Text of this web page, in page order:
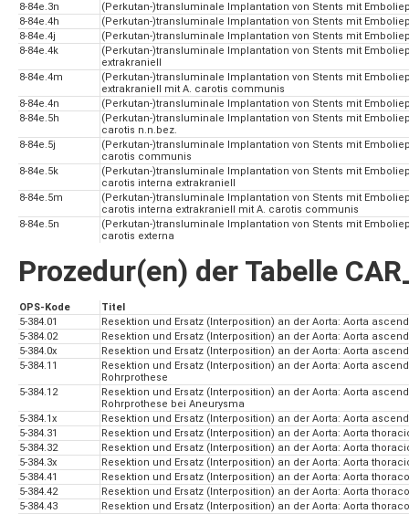
8-84e.3n
(Perkutan-)transluminale Implantation von Stents mit
8-84e.4h
(Perkutan-)transluminale Implantation von Stents mit
8-84e.4j
(Perkutan-)transluminale Implantation von Stents mit
8-84e.4k
(Perkutan-)transluminale Implantation von Stents mit
extrakraniell
8-84e.4m
(Perkutan-)transluminale Implantation von Stents mit
extrakraniell mit A. carotis communis
8-84e.4n
(Perkutan-)transluminale Implantation von Stents mit
8-84e.5h
(Perkutan-)transluminale Implantation von Stents mit
carotis n.n.bez.
8-84e.5j
(Perkutan-)transluminale Implantation von Stents mit
carotis communis
8-84e.5k
(Perkutan-)transluminale Implantation von Stents mit
carotis interna extrakraniell
8-84e.5m
(Perkutan-)transluminale Implantation von Stents mit
carotis interna extrakraniell mit A. carotis communis
8-84e.5n
(Perkutan-)transluminale Implantation von Stents mit
carotis externa
Prozedur(en) der Tabelle
OPS-Kode
Titel
5-384.01
Resektion und Ersatz (Interposition) an der Aorta: Aorta
5-384.02
Resektion und Ersatz (Interposition) an der Aorta: Aorta
5-384.0x
Resektion und Ersatz (Interposition) an der Aorta: Aorta
5-384.11
Resektion und Ersatz (Interposition) an der Aorta: Aorta
Rohrprothese
5-384.12
Resektion und Ersatz (Interposition) an der Aorta: Aorta
Rohrprothese bei Aneurysma
5-384.1x
Resektion und Ersatz (Interposition) an der Aorta: Aorta
5-384.31
Resektion und Ersatz (Interposition) an der Aorta: Aorta
5-384.32
Resektion und Ersatz (Interposition) an der Aorta: Aorta
5-384.3x
Resektion und Ersatz (Interposition) an der Aorta: Aorta
5-384.41
Resektion und Ersatz (Interposition) an der Aorta: Aorta
5-384.42
Resektion und Ersatz (Interposition) an der Aorta: Aorta
5-384.43
Resektion und Ersatz (Interposition) an der Aorta: Aorta